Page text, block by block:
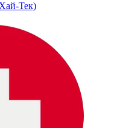
Тек)